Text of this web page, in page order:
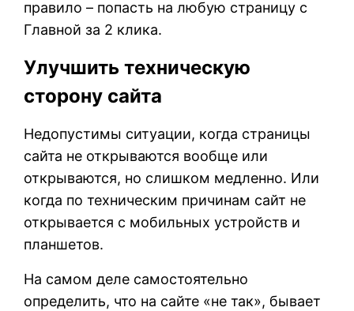
правило – попасть на любую страницу с
Главной за 2 клика.
Улучшить техническую
сторону сайта
Недопустимы ситуации, когда страницы
сайта не открываются вообще или
открываются, но слишком медленно. Или
когда по техническим причинам сайт не
открывается с мобильных устройств и
планшетов.
На самом деле самостоятельно
определить, что на сайте «не так», бывает